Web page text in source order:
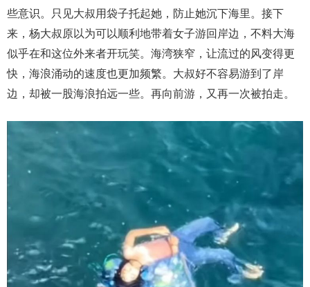
些意识。只见大叔用袋子托起她，防止她沉下海里。接下
来，杨大叔原以为可以顺利地带着女子游回岸边，不料大海
似乎在和这位外来者开玩笑。海湾狭窄，让流过的风变得更
快，海浪涌动的速度也更加频繁。大叔好不容易游到了岸
边，却被一股海浪拍远一些。再向前游，又再一次被拍走。